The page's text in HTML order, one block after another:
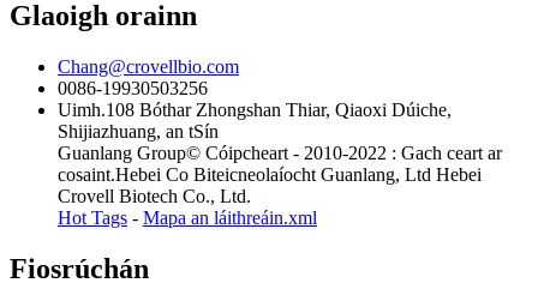
Glaoigh orainn
Chang@crovellbio.com
0086-19930503256
Uimh.108 Bóthar Zhongshan Thiar, Qiaoxi Dúiche,
Shijiazhuang, an tSín
Guanlang Group© Cóipcheart - 2010-2022 : Gach ceart ar
cosaint.Hebei Co Biteicneolaíocht Guanlang, Ltd Hebei
Crovell Biotech Co., Ltd.
Hot Tags - Mapa an láithreáin.xml
Fiosrúchán